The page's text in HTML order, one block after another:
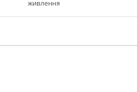
живлення